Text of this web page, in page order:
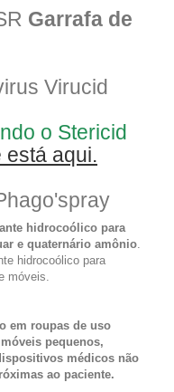
Garrafa de
Virucid
o Stericid
está aqui.
hidrocoólico para
e quaternário amônio.
hidrocoólico para
móveis.
em roupas de uso
pequenos,
médicos não
ao paciente.